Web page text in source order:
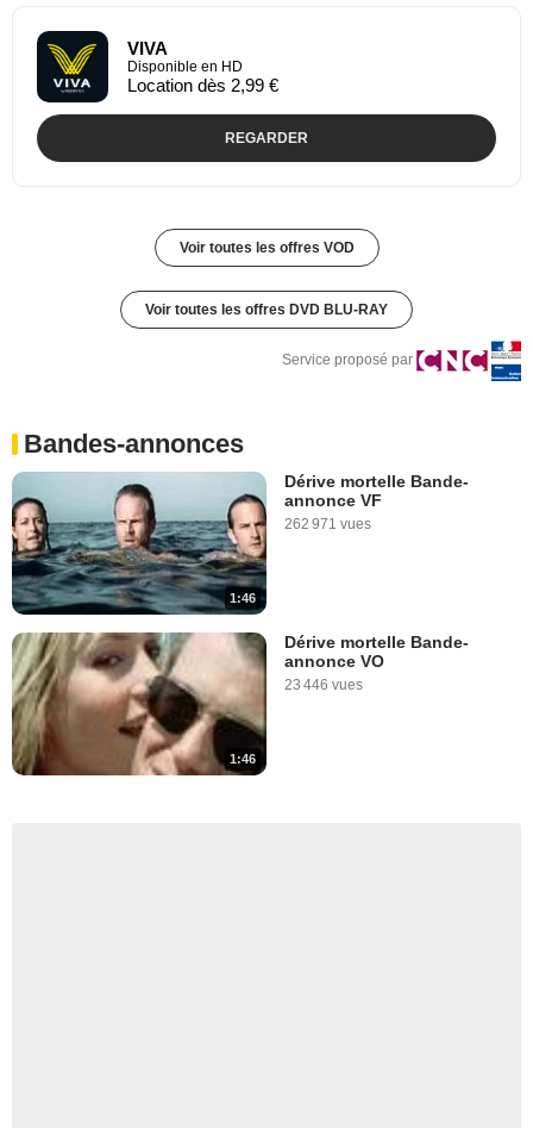
VIVA
Disponible en HD
Location dès 2,99 €
REGARDER
Voir toutes les offres VOD
Voir toutes les offres DVD BLU-RAY
Service proposé par
Bandes-annonces
1:46
Dérive mortelle Bande-
annonce VF
262 971 vues
1:46
Dérive mortelle Bande-
annonce VO
23 446 vues